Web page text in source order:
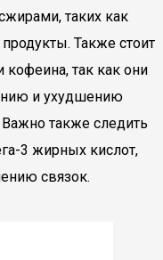
таких как
Также стоит
кофеина, так как они
и ухудшению
Важно также следить
3 жирных кислот,
связок.